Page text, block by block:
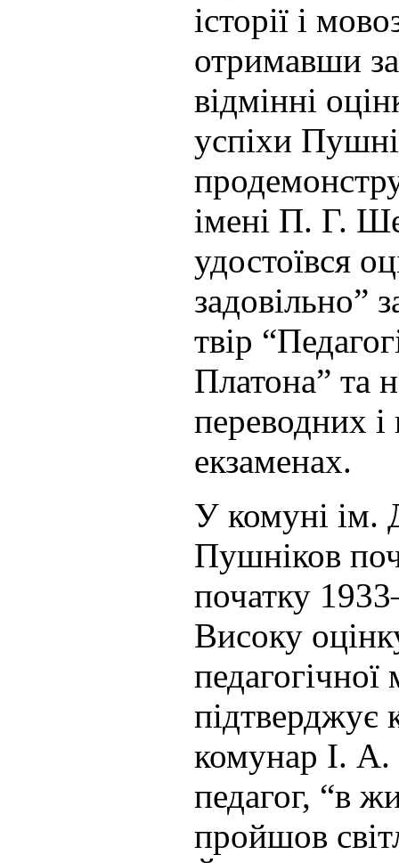
історії і
отримавши
відмінні
успіхи
імені П. Г.
удостоївся
задовільно”
твір
Платона” та
переводних і
екзаменах.
У комуні ім.
Пушніков
початку
Високу
педагогічної
підтверджує
комунар І.
педагог, “в
пройшов